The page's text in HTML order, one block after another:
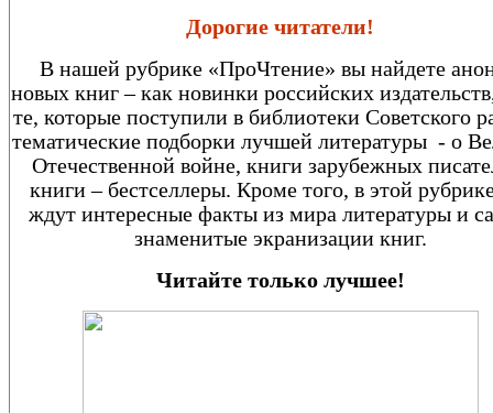
Дорогие читатели!
В нашей рубрике «ПроЧтение» вы найдете
новых книг – как новинки российских
те, которые поступили в библиотеки Советского
тематические подборки лучшей литературы - о
Отечественной войне, книги зарубежных
книги – бестселлеры. Кроме того, в этой
ждут интересные факты из мира литературы и
знаменитые экранизации книг.
Читайте только лучшее!